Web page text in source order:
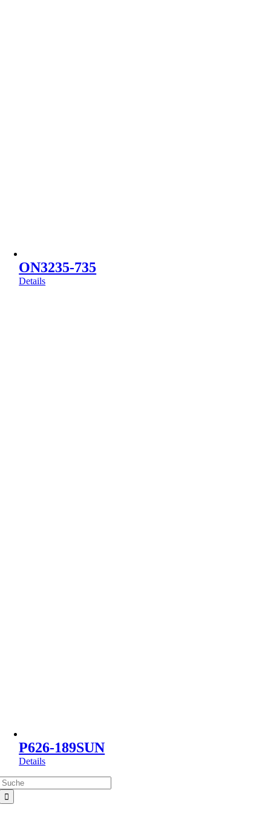
ON3235-735
Details
P626-189SUN
Details